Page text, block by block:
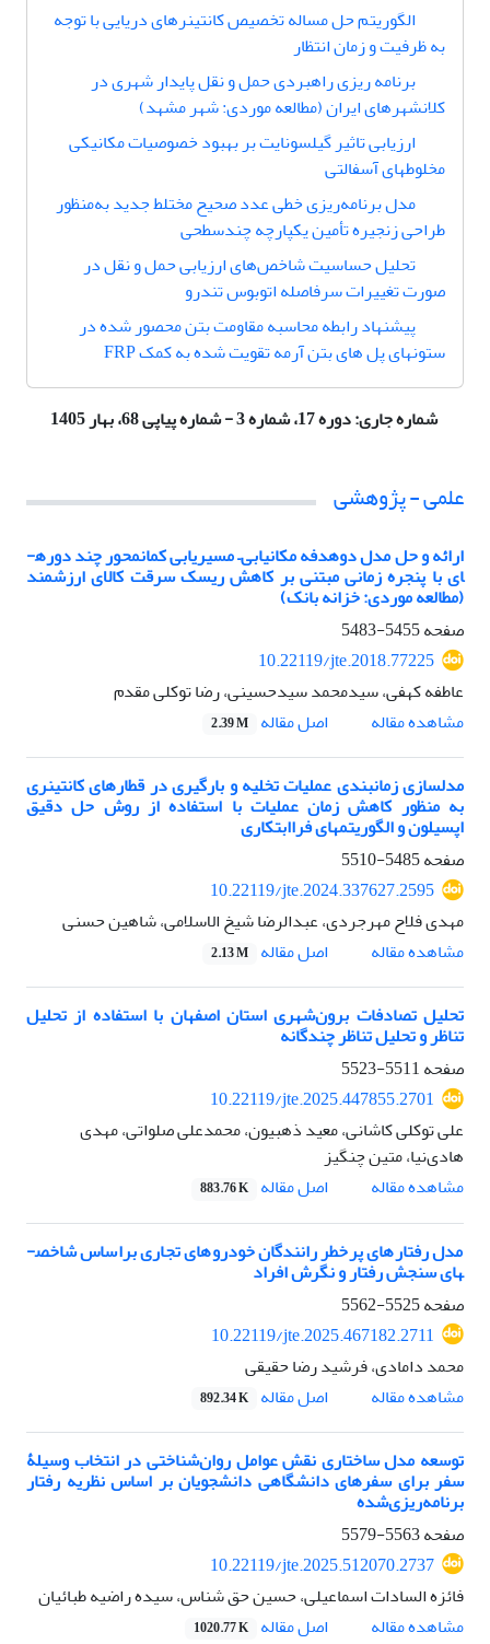
الگوریتم حل مساله تخصیص کانتینرهای دریایی با توجه
به ظرفیت و زمان انتظار
برنامه ریزی راهبردی حمل و نقل پایدار شهری در
کلانشهرهای ایران (مطالعه موردی: شهر مشهد)
ارزیابی تاثیر گیلسونایت بر بهبود خصوصیات مکانیکی
مخلوط‏های آسفالتی
مدل برنامه‌ریزی خطی عدد صحیح مختلط جدید به‌منظور
طراحی زنجیره تأمین یکپارچه چندسطحی
تحلیل حساسیت شاخص‌های ارزیابی حمل و نقل در
صورت تغییرات سرفاصله اتوبوس تندرو
پیشنهاد رابطه محاسبه مقاومت بتن محصور شده در
ستونهای پل های بتن آرمه تقویت شده به کمک FRP
شماره جاری:دوره 17، شماره 3 - شماره پیاپی 68، بهار 1405
علمی - پژوهشی
ارائه و حل مدل دوهدفه مکان­یابی–
مسیریابی کمان­محور چند دوره­
ای با پنجره زمانی مبتنی بر کاهش ریسک سرقت کالای ارزشمند
(مطالعه موردی: خزانه بانک)
صفحه5455-5483
10.22119/jte.2018.77225
عاطفه کهفی، سیدمحمد سیدحسینی، رضا توکلی مقدم
مشاهده مقاله
اصل مقاله 2.39 M
مدل­سازی زمان­بندی عملیات تخلیه و بارگیری در قطارهای کانتینری
به منظور کاهش زمان عملیات با استفاده از روش حل دقیق
اپسیلون و الگوریتم­های فراابتکاری
صفحه5485-5510
10.22119/jte.2024.337627.2595
مهدی فلاح مهرجردی، عبدالرضا شیخ الاسلامی، شاهین حسنی
مشاهده مقاله
اصل مقاله 2.13 M
تحلیل تصادفات برون‌شهری استان اصفهان با استفاده از تحلیل
تناظر و تحلیل تناظر چندگانه
صفحه5511-5523
10.22119/jte.2025.447855.2701
علی توکلی کاشانی، معید ذهبیون، محمدعلی صلواتی، مهدی
هادی‌نیا، متین چنگیز
مشاهده مقاله
اصل مقاله 883.76 K
مدل رفتارهای پرخطر رانندگان خودروهای تجاری براساس شاخص­
های سنجش رفتار و نگرش افراد
صفحه5525-5562
10.22119/jte.2025.467182.2711
محمد دامادی، فرشید رضا حقیقی
مشاهده مقاله
اصل مقاله 892.34 K
توسعه مدل ساختاری نقش عوامل روان‌شناختی در انتخاب وسیلۀ
سفر برای سفر‌های دانشگاهی دانشجویان بر اساس نظریه رفتار
برنامه‌ریزی‌شده
صفحه5563-5579
10.22119/jte.2025.512070.2737
فائزه السادات اسماعیلی، حسین حق شناس، سیده راضیه طبائیان
مشاهده مقاله
اصل مقاله 1020.77 K